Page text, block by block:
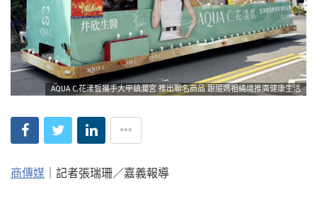
AQUA C.花漾皙攜手大甲鎮瀾宮 推出聯名商品 跟隨媽祖繞境推廣健康生活
商傳媒 ｜記者張瑞珊／嘉義報導